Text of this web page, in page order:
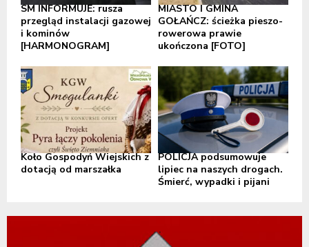
SM INFORMUJE: rusza
przegląd instalacji gazowej
i kominów
[HARMONOGRAM]
MIASTO I GMINA
GOŁAŃCZ: ścieżka pieszo-
rowerowa prawie
ukończona [FOTO]
Koło Gospodyń Wiejskich z
dotacją od marszałka
POLICJA podsumowuje
lipiec na naszych drogach.
Śmierć, wypadki i pijani